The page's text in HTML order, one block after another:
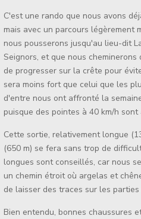
C'est une rando que nous avons
mais avec un parcours légèrement
nous pousserons jusqu'au lieu-dit
Seignors, et que nous
de progresser sur la crête pour
sera moins fort que celui que les
d'entre nous ont affronté la
puisque des pointes à 40 km/h
Cette sortie, relativement longue
(650 m) se fera sans trop de
longues sont conseillés, car nous
un chemin étroit où argelas et
de laisser des traces sur les
Bien entendu, bonnes chaussures